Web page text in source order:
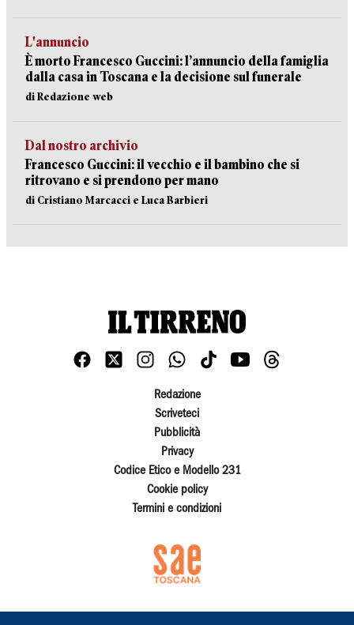
L'annuncio
È morto Francesco Guccini: l’annuncio della famiglia
dalla casa in Toscana e la decisione sul funerale
di Redazione web
Dal nostro archivio
Francesco Guccini: il vecchio e il bambino che si
ritrovano e si prendono per mano
di Cristiano Marcacci e Luca Barbieri
Redazione
Scriveteci
Pubblicità
Privacy
Codice Etico e Modello 231
Cookie policy
Termini e condizioni